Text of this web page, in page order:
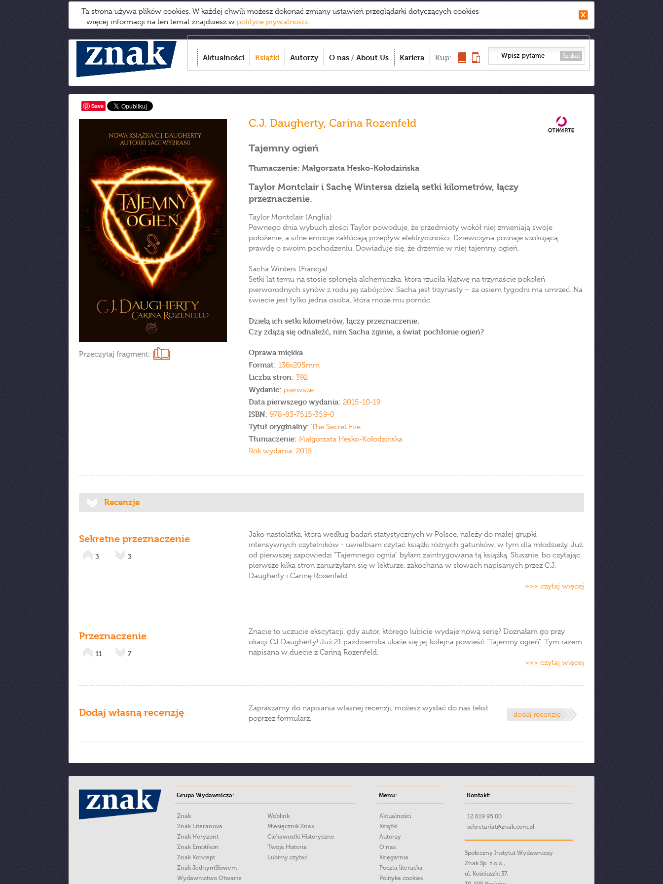
Ta strona używa plików cookies. W każdej chwili możesz dokonać zmiany ustawień przeglądarki dotyczących cookies
- więcej informacji na ten temat znajdziesz w polityce prywatności.
Aktualności Książki Autorzy O nas / About Us Kariera Kup: Szukaj
Save
Przeczytaj fragment:
C.J. Daugherty, Carina Rozenfeld
Tajemny ogień
Tłumaczenie: Małgorzata Hesko-Kołodzińska
Taylor Montclair i Sachę Wintersa dzielą setki kilometrów, łączy
przeznaczenie.
Taylor Montclair (Anglia)
Pewnego dnia wybuch złości Taylor powoduje, że przedmioty wokół niej zmieniają swoje
położenie, a silne emocje zakłócają przepływ elektryczności. Dziewczyna poznaje szokującą
prawdę o swoim pochodzeniu. Dowiaduje się, że drzemie w niej tajemny ogień.
Sacha Winters (Francja)
Setki lat temu na stosie spłonęła alchemiczka, która rzuciła klątwę na trzynaście pokoleń
pierworodnych synów z rodu jej zabójców. Sacha jest trzynasty – za osiem tygodni ma umrzeć. Na
świecie jest tylko jedna osoba, która może mu pomóc.
Dzielą ich setki kilometrów, łączy przeznaczenie.
Czy zdążą się odnaleźć, nim Sacha zginie, a świat pochłonie ogień?
Oprawa miękka
Format: 136x205mm
Liczba stron: 392
Wydanie: pierwsze
Data pierwszego wydania: 2015-10-19
ISBN: 978-83-7515-359-0
Tytuł oryginalny: The Secret Fire
Tłumaczenie: Małgorzata Hesko-Kołodzińska
Rok wydania: 2015
Recenzje
Sekretne przeznaczenie
3 3
Jako nastolatka, która według badań statystycznych w Polsce, należy do małej grupki
intensywnych czytelników - uwielbiam czytać książki różnych gatunków, w tym dla młodzieży. Już
od pierwszej zapowiedzi "Tajemnego ognia" byłam zaintrygowana tą książką. Słusznie, bo czytając
pierwsze kilka stron zanurzyłam się w lekturze, zakochana w słowach napisanych przez C.J.
Daugherty i Carinę Rozenfeld.
>>> czytaj więcej
Przeznaczenie
11 7
Znacie to uczucie ekscytacji, gdy autor, którego lubicie wydaje nową serię? Doznałam go przy
okazji CJ Daugherty! Już 21 października ukaże się jej kolejna powieść "Tajemny ogień". Tym razem
napisana w duecie z Cariną Rozenfeld.
>>> czytaj więcej
Dodaj własną recenzję
Zapraszamy do napisania własnej recenzji, możesz wysłać do nas tekst
poprzez formularz.
Grupa Wydawnicza:
Znak
Znak Literanova
Znak Horyzont
Znak Emotikon
Znak Koncept
Znak JednymSłowem
Wydawnictwo Otwarte
Woblink
Miesięcznik Znak
Ciekawostki Historyczne
Twoja Historia
Lubimy czytać
Menu:
Aktualności
Książki
Autorzy
O nas
Księgarnia
Poczta literacka
Polityka cookies
Kontakt:
12 619 95 00
sekretariat@znak.com.pl
Społeczny Instytut Wydawniczy
Znak Sp. z o.o.,
ul. Kościuszki 37,